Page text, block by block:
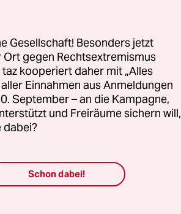
vor
Berliner
des
Gesellschaft! Besonders jetzt
gegen Rechtsextremismus
kooperiert daher mit „Alles
Einnahmen aus Anmeldungen
September – an die Kampagne,
und Freiräume sichern will,
dabei?
Schon dabei!